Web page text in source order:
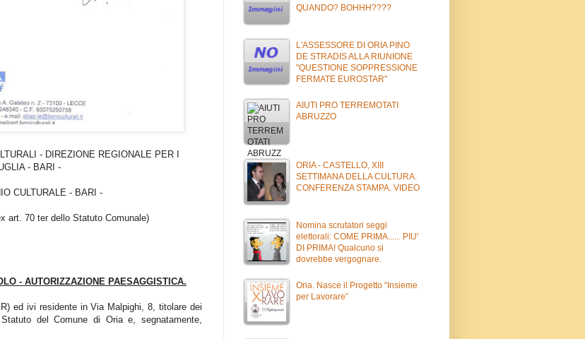
- DIREZIONE REGIONALE PER I
- BARI -
CULTURALE - BARI -
art. 70 ter dello Statuto Comunale)
- AUTORIZZAZIONE PAESAGGISTICA.
ed ivi residente in Via Malpighi, 8, titolare dei
del Comune di Oria e, segnatamente,
QUANDO? BOHHH????
L'ASSESSORE DI ORIA PINO
DE STRADIS ALLA RIUNIONE
"QUESTIONE SOPPRESSIONE
FERMATE EUROSTAR"
AIUTI PRO TERREMOTATI
ABRUZZO
ORIA - CASTELLO, XIII
SETTIMANA DELLA CULTURA.
CONFERENZA STAMPA. VIDEO
Nomina scrutatori seggi
elettorali: COME PRIMA...... PIU'
DI PRIMA! Qualcuno si
dovrebbe vergognare.
Oria. Nasce il Progetto “Insieme
per Lavorare”